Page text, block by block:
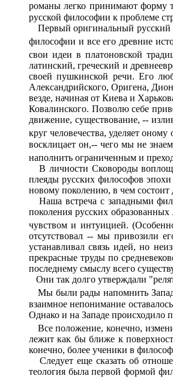
романы легко принимают форму
русской философии к проблеме
Первый оригинальный русский
философии и все его древние
свои идеи в платоновской
латинский, греческий и
своей пушкинской речи. Его
Александрийского, Оригена,
везде, начиная от Киева и
Ковалинского. Позволю себе
движение, существование, --
круг человечества, уделяет
восклицает он,-- чего мы не
наполнить ограниченным и
В личности Сковороды
плеяды русских философов
новому поколению, в чем состоит
Наша встреча с западными
поколения русских
чувством и интуицией.
отсутствовал -- мы привозили
устанавливал связь идей, но
прекрасные труды по
последнему смыслу всего
Они так долго утверждали
Мы были рады напомнить
взаимное непонимание
Однако и на Западе происходило
Все положение, конечно,
лежит как бы ближе к
конечно, более ученики в
Следует еще сказать об
теология была первой формой